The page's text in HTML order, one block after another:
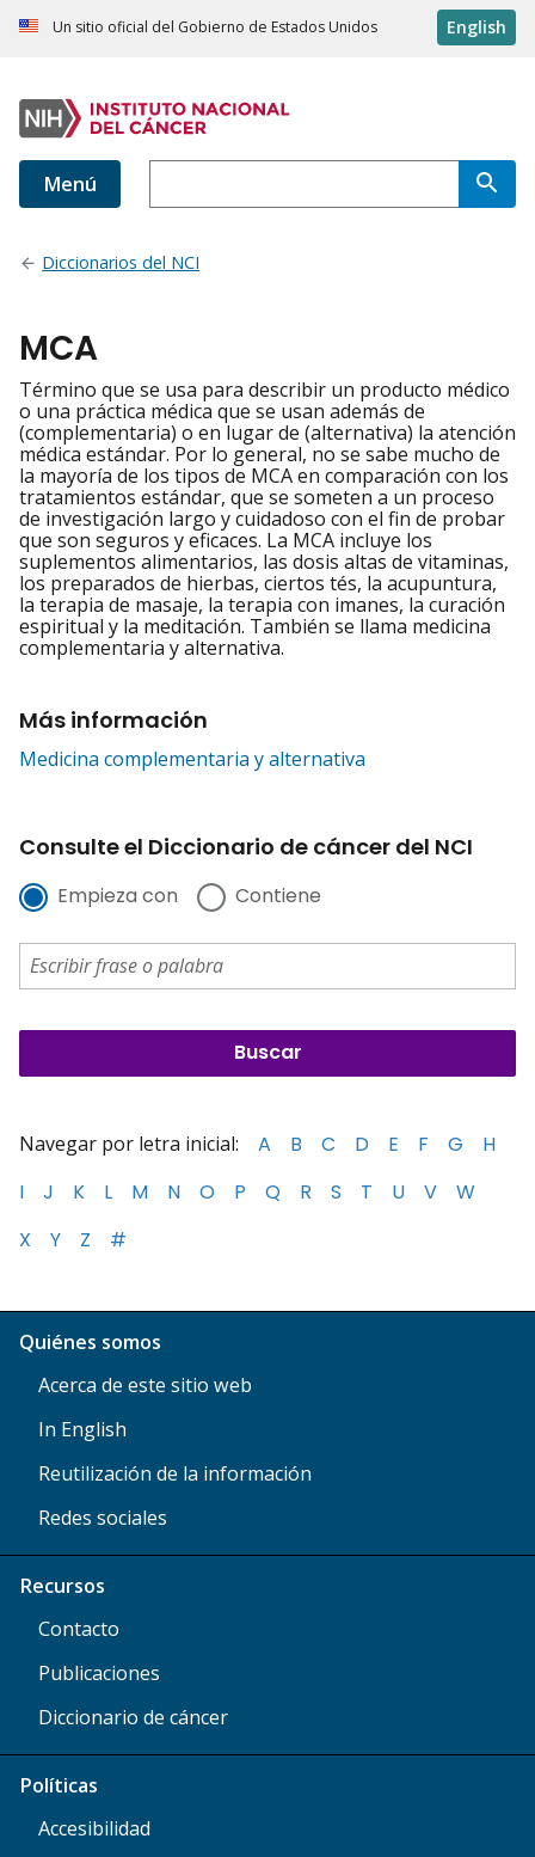
Un sitio oficial del Gobierno de Estados Unidos English
Menú
Diccionarios del NCI
MCA
Término que se usa para describir un producto médico
o una práctica médica que se usan además de
(complementaria) o en lugar de (alternativa) la atención
médica estándar. Por lo general, no se sabe mucho de
la mayoría de los tipos de MCA en comparación con los
tratamientos estándar, que se someten a un proceso
de investigación largo y cuidadoso con el fin de probar
que son seguros y eficaces. La MCA incluye los
suplementos alimentarios, las dosis altas de vitaminas,
los preparados de hierbas, ciertos tés, la acupuntura,
la terapia de masaje, la terapia con imanes, la curación
espiritual y la meditación. También se llama medicina
complementaria y alternativa.
Más información
Medicina complementaria y alternativa
Consulte el Diccionario de cáncer del NCI
Empieza con Contiene
Navegar por letra inicial: A B C D E F G
H
I
J K L M N O P Q R S T U V
W
X
Y Z #
Quiénes somos
Acerca de este sitio web
In English
Reutilización de la información
Redes sociales
Recursos
Contacto
Publicaciones
Diccionario de cáncer
Políticas
Accesibilidad